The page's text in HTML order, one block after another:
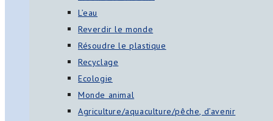
L’eau
Reverdir le monde
Résoudre le plastique
Recyclage
Ecologie
Monde animal
Agriculture/aquaculture/pêche, d’avenir